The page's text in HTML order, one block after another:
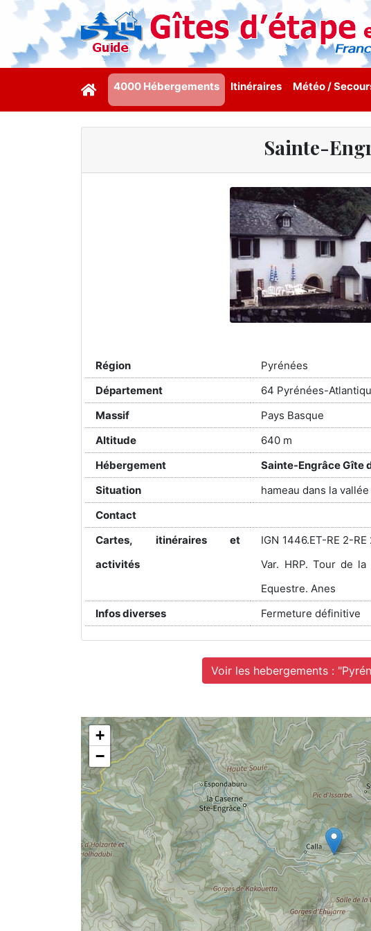
4000 Hébergements Itinéraires Météo /
Sainte-
Région
Pyrénées
Département
64 Pyrénées-
Massif
Pays Basque
Altitude
640 m
Hébergement
Sainte-Engrâce Gîte
Situation
hameau dans la
Contact
Cartes, itinéraires et
activités
IGN 1446.ET-RE 2-
Var. HRP. Tour de
Equestre. Anes
Infos diverses
Fermeture définitive
Voir les hebergements :
+
−